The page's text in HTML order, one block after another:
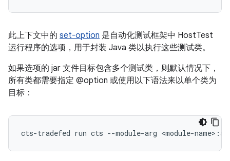
此上下文中的 set-option 是自动化测试框架中 HostTest
运行程序的选项，用于封装 Java 类以执行这些测试类。
如果选项的 jar 文件目标包含多个测试类，则默认情况下，
所有类都需要指定 @option 或使用以下语法来以单个类为
目标：